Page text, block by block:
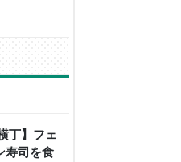
丁】フェ
寿司を食